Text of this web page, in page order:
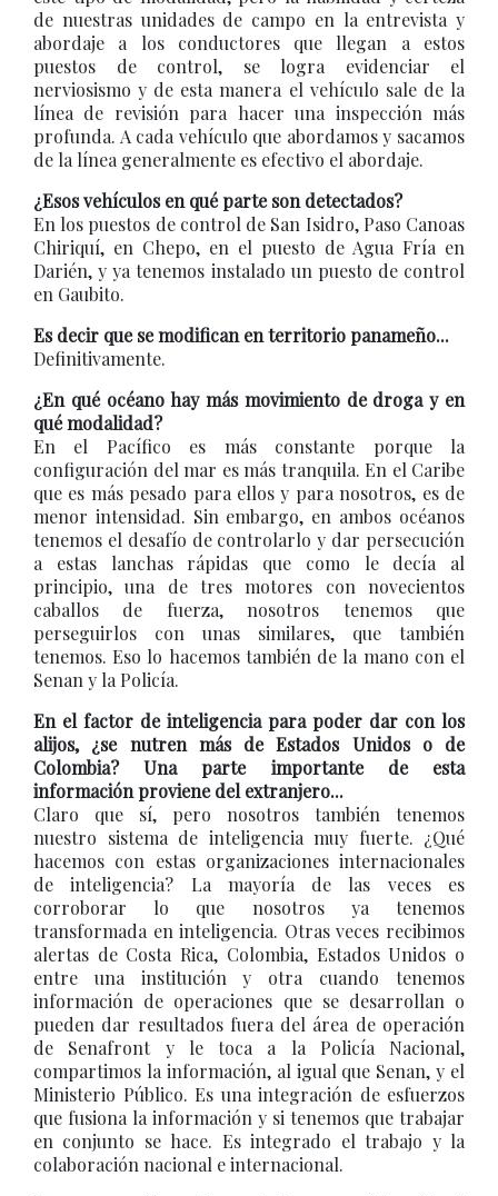
de nuestras unidades de campo en la entrevista y
abordaje a los conductores que llegan a estos
puestos de control, se logra evidenciar el
nerviosismo y de esta manera el vehículo sale de la
línea de revisión para hacer una inspección más
profunda. A cada vehículo que abordamos y sacamos
de la línea generalmente es efectivo el abordaje.
¿Esos vehículos en qué parte son detectados?
En los puestos de control de San Isidro, Paso Canoas
Chiriquí, en Chepo, en el puesto de Agua Fría en
Darién, y ya tenemos instalado un puesto de control
en Gaubito.
Es decir que se modifican en territorio panameño...
Definitivamente.
¿En qué océano hay más movimiento de droga y en
qué modalidad?
En el Pacífico es más constante porque la
configuración del mar es más tranquila. En el Caribe
que es más pesado para ellos y para nosotros, es de
menor intensidad. Sin embargo, en ambos océanos
tenemos el desafío de controlarlo y dar persecución
a estas lanchas rápidas que como le decía al
principio, una de tres motores con novecientos
caballos de fuerza, nosotros tenemos que
perseguirlos con unas similares, que también
tenemos. Eso lo hacemos también de la mano con el
Senan y la Policía.
En el factor de inteligencia para poder dar con los
alijos, ¿se nutren más de Estados Unidos o de
Colombia? Una parte importante de esta
información proviene del extranjero...
Claro que sí, pero nosotros también tenemos
nuestro sistema de inteligencia muy fuerte. ¿Qué
hacemos con estas organizaciones internacionales
de inteligencia? La mayoría de las veces es
corroborar lo que nosotros ya tenemos
transformada en inteligencia. Otras veces recibimos
alertas de Costa Rica, Colombia, Estados Unidos o
entre una institución y otra cuando tenemos
información de operaciones que se desarrollan o
pueden dar resultados fuera del área de operación
de Senafront y le toca a la Policía Nacional,
compartimos la información, al igual que Senan, y el
Ministerio Público. Es una integración de esfuerzos
que fusiona la información y si tenemos que trabajar
en conjunto se hace. Es integrado el trabajo y la
colaboración nacional e internacional.